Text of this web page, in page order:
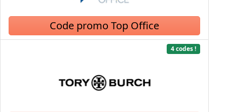
Code promo Top Office
4 codes !